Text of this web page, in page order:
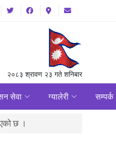
२०८३ श्रावण २३ गते शनिबार
सेवा ग्यालेरी सम्पर्क
छ ।